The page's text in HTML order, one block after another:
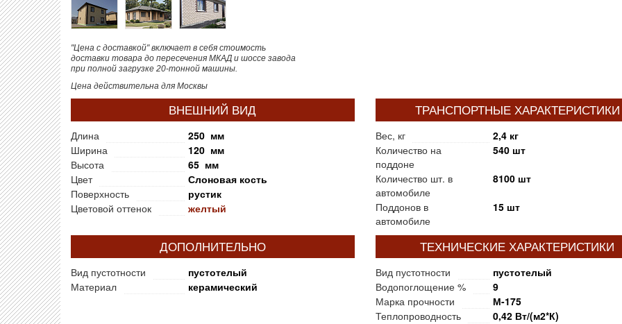
"Цена с доставкой" включает в себя стоимость
доставки товара до пересечения МКАД и шоссе завода
при полной загрузке 20-тонной машины.
Цена действительна для Москвы
ВНЕШНИЙ ВИД
Длина
250 мм
Ширина
120 мм
Высота
65 мм
Цвет
Слоновая кость
Поверхность
рустик
Цветовой оттенок
желтый
ТРАНСПОРТНЫЕ ХАРАКТЕРИСТИКИ
Вес, кг
2,4 кг
Количество на
поддоне
540 шт
Количество шт. в
автомобиле
8100 шт
Поддонов в
автомобиле
15 шт
ДОПОЛНИТЕЛЬНО
Вид пустотности
пустотелый
Материал
керамический
ТЕХНИЧЕСКИЕ ХАРАКТЕРИСТИКИ
Вид пустотности
пустотелый
Водопоглощение %
9
Марка прочности
М-175
Теплопроводность
0,42 Вт/(м2*К)